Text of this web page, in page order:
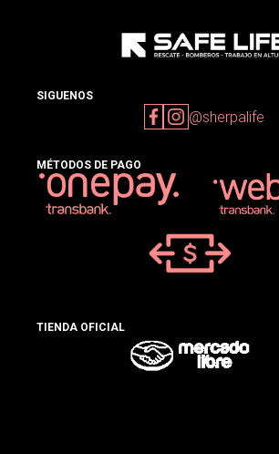
SIGUENOS
@sherpalife
MÉTODOS DE PAGO
TIENDA OFICIAL